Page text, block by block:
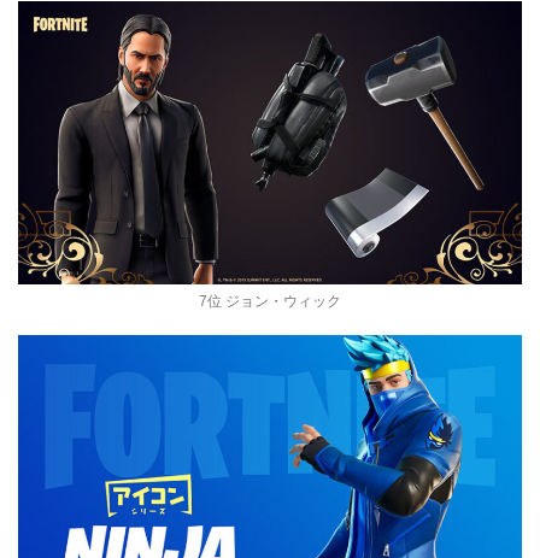
7位 ジョン・ウィック